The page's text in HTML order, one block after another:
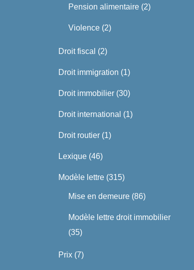
Pension alimentaire (2)
Violence (2)
Droit fiscal (2)
Droit immigration (1)
Droit immobilier (30)
Droit international (1)
Droit routier (1)
Lexique (46)
Modèle lettre (315)
Mise en demeure (86)
Modèle lettre droit immobilier
(35)
Prix (7)